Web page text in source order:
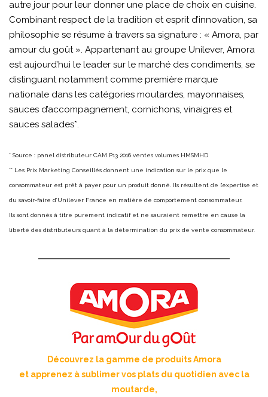
autre jour pour leur donner une place de choix en cuisine.
Combinant respect de la tradition et esprit d’innovation, sa
philosophie se résume à travers sa signature : « Amora, par
amour du goût ». Appartenant au groupe Unilever, Amora
est aujourd’hui le leader sur le marché des condiments, se
distinguant notamment comme première marque
nationale dans les catégories moutardes, mayonnaises,
sauces d’accompagnement, cornichons, vinaigres et
sauces salades*.
* Source : panel distributeur CAM P13 2016 ventes volumes HMSMHD
** Les Prix Marketing Conseillés donnent une indication sur le prix que le
consommateur est prêt à payer pour un produit donné. Ils résultent de l’expertise et
du savoir-faire d’Unilever France en matière de comportement consommateur.
Ils sont donnés à titre purement indicatif et ne sauraient remettre en cause la
liberté des distributeurs quant à la détermination du prix de vente consommateur.
Découvrez la gamme de produits Amora
et apprenez à sublimer vos plats du quotidien avec la
moutarde,